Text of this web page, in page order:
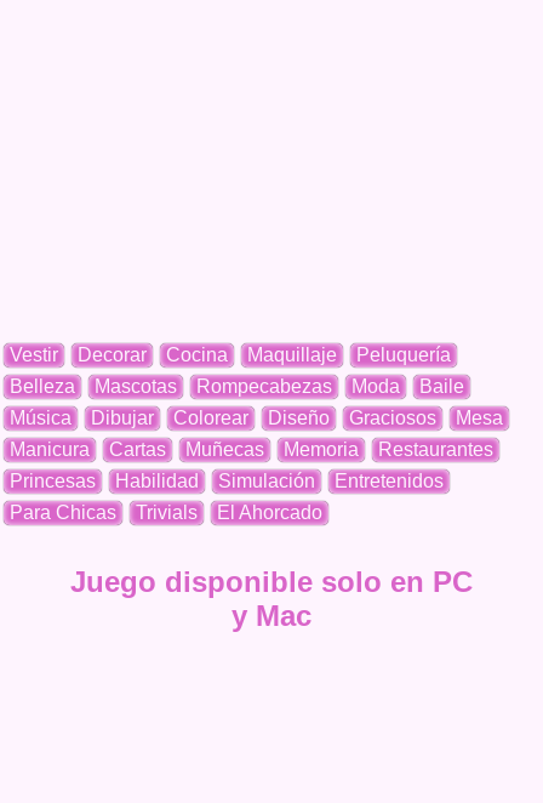
Vestir Decorar Cocina Maquillaje
Peluquería
Belleza
Mascotas Rompecabezas Moda
Baile
Música
Dibujar Colorear Diseño Graciosos
Mesa
Manicura
Cartas Muñecas Memoria
Restaurantes
Princesas
Habilidad Simulación
Entretenidos
Para Chicas
Trivials El Ahorcado
Juego disponible solo en PC
y Mac